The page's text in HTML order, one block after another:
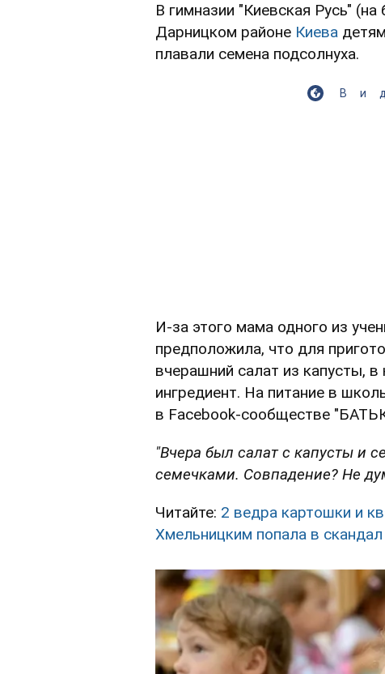
В гимназии "Киевская Русь" (на
Дарницком районе Киева
плавали семена подсолнуха.
И-за этого мама одного из
предположила, что для
вчерашний салат из капусты,
ингредиент. На питание в
в Facebook-сообществе
"Вчера был салат с капусты и
семечками. Совпадение? Не
Читайте: 2 ведра картошки и
Хмельницким попала в